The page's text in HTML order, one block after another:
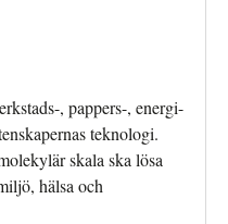
, pappers-, energi-
teknologi.
skala ska lösa
hälsa och